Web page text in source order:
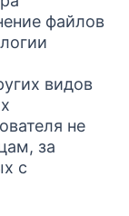
файлов
видов
не
за
с